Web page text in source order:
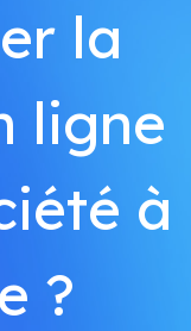
la
ligne
à
?